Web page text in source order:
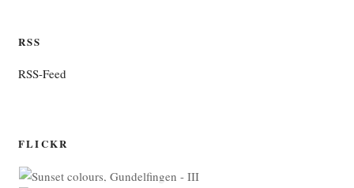
RSS
RSS-Feed
FLICKR